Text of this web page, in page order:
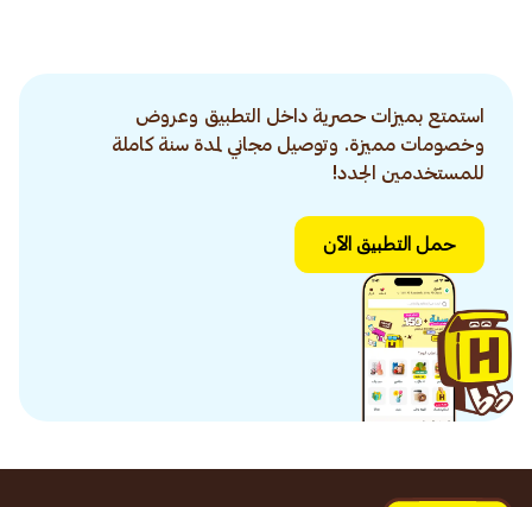
استمتع بميزات حصرية داخل التطبيق وعروض
وخصومات مميزة. وتوصيل مجاني لمدة سنة كاملة
للمستخدمين الجدد!
حمل التطبيق الآن